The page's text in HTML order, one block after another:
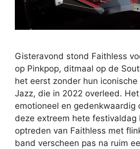
Gisteravond stond Faithless
op Pinkpop, ditmaal op de
het eerst zonder hun
Jazz, die in 2022 overleed.
emotioneel en gedenkwaardig
deze extreem hete festivaldag
optreden van Faithless met
band verscheen pas na ruim